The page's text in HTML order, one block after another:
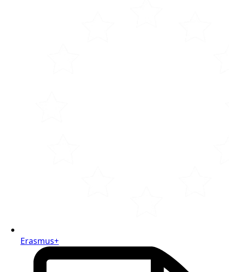
Erasmus+